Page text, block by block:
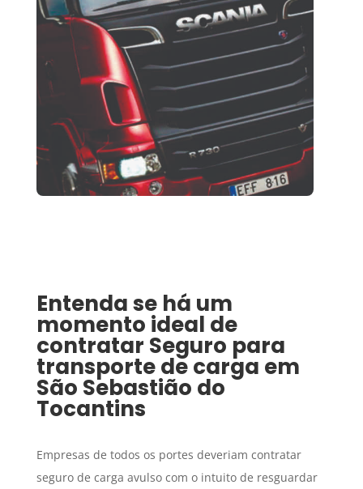
Entenda se há um
momento ideal de
contratar Seguro para
transporte de carga em
São Sebastião do
Tocantins
Empresas de todos os portes deveriam contratar
seguro de carga avulso com o intuito de resguardar